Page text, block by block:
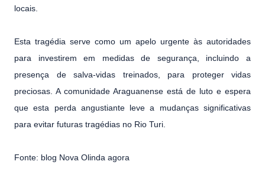
locais.
Esta tragédia serve como um apelo urgente às autoridades
para investirem em medidas de segurança, incluindo a
presença de salva-vidas treinados, para proteger vidas
preciosas. A comunidade Araguanense está de luto e espera
que esta perda angustiante leve a mudanças significativas
para evitar futuras tragédias no Rio Turi.
Fonte: blog Nova Olinda agora